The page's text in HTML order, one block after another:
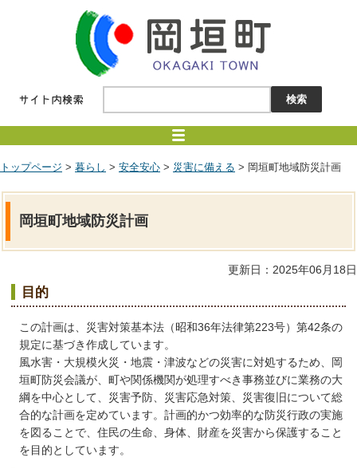
トップページ > 暮らし > 安全安心 > 災害に備える > 岡垣町地域防災計画
岡垣町地域防災計画
更新日：2025年06月18日
目的
この計画は、災害対策基本法（昭和36年法律第223号）第42条の
規定に基づき作成しています。
風水害・大規模火災・地震・津波などの災害に対処するため、岡
垣町防災会議が、町や関係機関が処理すべき事務並びに業務の大
綱を中心として、災害予防、災害応急対策、災害復旧について総
合的な計画を定めています。計画的かつ効率的な防災行政の実施
を図ることで、住民の生命、身体、財産を災害から保護すること
を目的としています。